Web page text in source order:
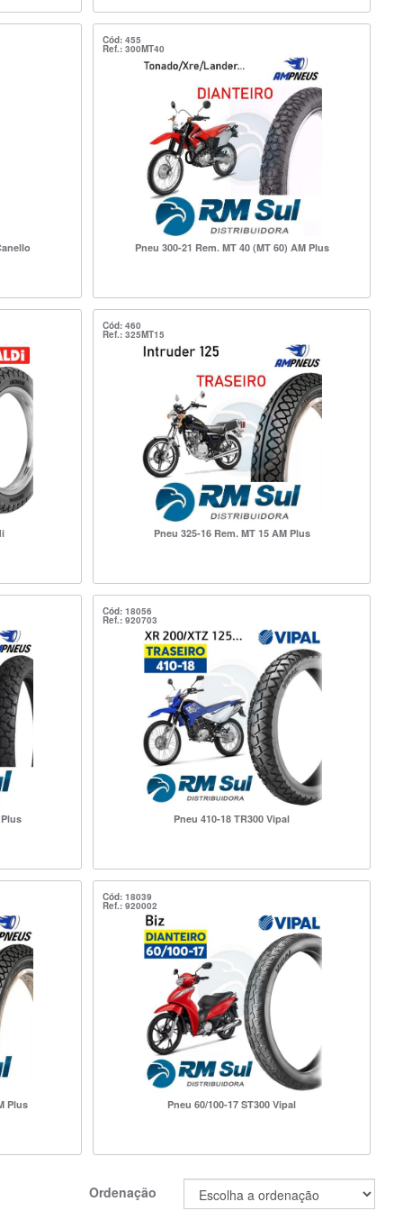
Cód: 455
Ref.: 300MT40
Pneu 300-21 Rem. MT 40 (MT 60) AM Plus
Cód: 460
Ref.: 325MT15
Pneu 325-16 Rem. MT 15 AM Plus
Cód: 18056
Ref.: 920703
Pneu 410-18 TR300 Vipal
Plus
Cód: 18039
Ref.: 920002
Pneu 60/100-17 ST300 Vipal
Ordenação